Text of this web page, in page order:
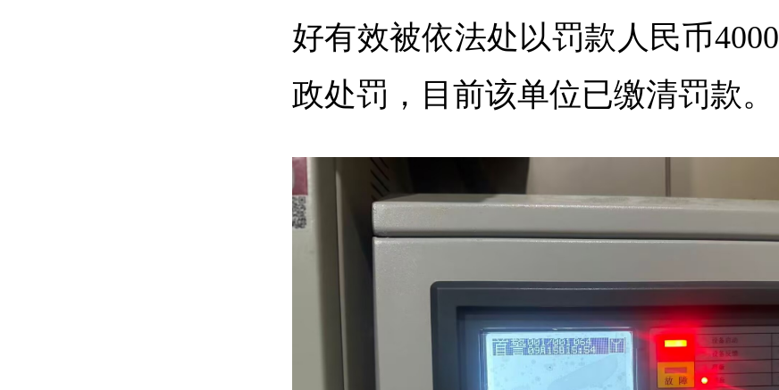
好有效被依法处以罚款人民币4000
政处罚 ， 目前该单位已缴清罚款。